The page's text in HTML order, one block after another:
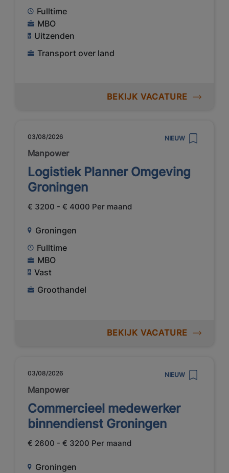
Fulltime
MBO
Uitzenden
Transport over land
BEKIJK VACATURE
03/08/2026 NIEUW
Manpower
Logistiek Planner Omgeving
Groningen
€ 3200 - € 4000 Per maand
Groningen
Fulltime
MBO
Vast
Groothandel
BEKIJK VACATURE
03/08/2026 NIEUW
Manpower
Commercieel medewerker
binnendienst Groningen
€ 2600 - € 3200 Per maand
Groningen